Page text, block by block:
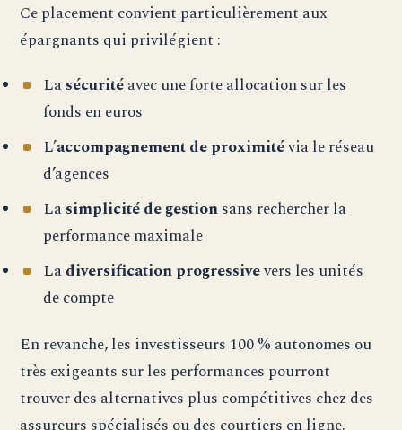
Ce placement convient particulièrement aux
épargnants qui privilégient :
Lasécuritéavec une forte allocation sur les
fonds en euros
L’accompagnement de proximitévia le réseau
d’agences
Lasimplicité de gestionsans rechercher la
performance maximale
Ladiversification progressivevers les unités
de compte
En revanche, les investisseurs 100 % autonomes ou
très exigeants sur les performances pourront
trouver des alternatives plus compétitives chez des
assureurs spécialisés ou des courtiers en ligne.